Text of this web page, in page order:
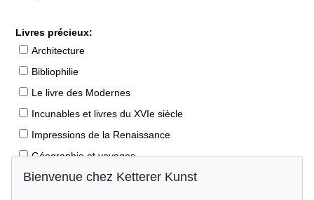
Livres précieux:
Architecture
Bibliophilie
Le livre des Modernes
Incunables et livres du XVIe siècle
Impressions de la Renaissance
Géographie et voyages
Éditions princeps
Bienvenue chez Ketterer Kunst